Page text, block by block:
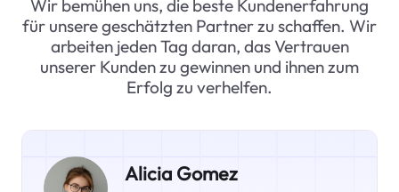
Wir bemühen uns, die beste Kundenerfahrung
für unsere geschätzten Partner zu schaffen. Wir
arbeiten jeden Tag daran, das Vertrauen
unserer Kunden zu gewinnen und ihnen zum
Erfolg zu verhelfen.
Alicia Gomez